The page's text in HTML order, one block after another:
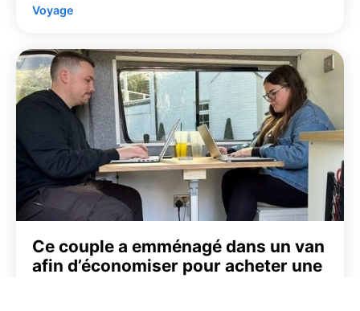
Voyage
Ce couple a emménagé dans un van
afin d’économiser pour acheter une